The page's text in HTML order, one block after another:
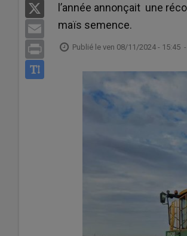
Email
Print
l’année annonçait une
maïs semence.
Publié le ven 08/11/2024 - 15:45